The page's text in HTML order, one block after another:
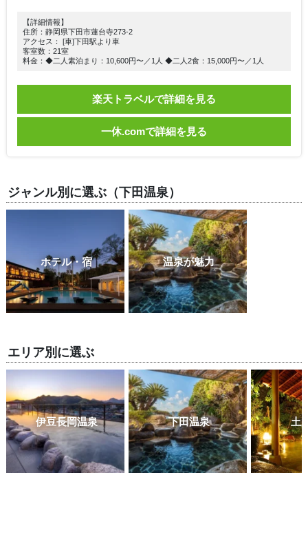
【詳細情報】
住所：静岡県下田市蓮台寺273-2
アクセス： [車]下田駅より車
客室数：21室
料金：◆二人素泊まり：10,600円〜／1人 ◆二人2食：15,000円〜／1人
楽天トラベルで詳細を見る
一休.comで詳細を見る
ジャンル別に選ぶ（下田温泉）
ホテル・宿 温泉が魅力
エリア別に選ぶ
伊豆長岡温泉 下田温泉 土